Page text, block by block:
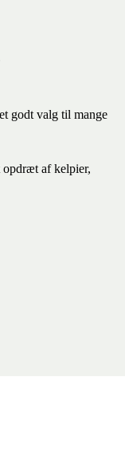
godt valg til mange
opdræt af kelpier,